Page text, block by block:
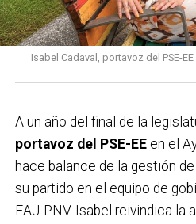
Isabel Cadaval, portavoz del PSE-
A un año del final de la
portavoz del PSE-EEen el
hace balance de la gestión
su partido en el equipo de
EAJ-PNV. Isabel reivindica la